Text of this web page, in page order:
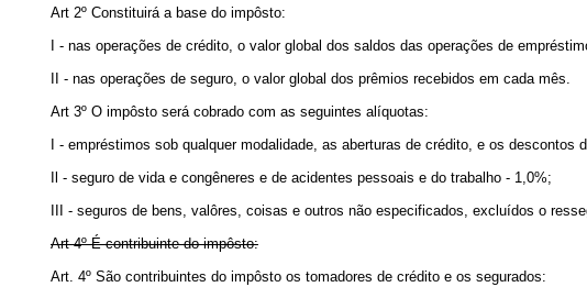
Art 2º Constituirá a base do impôsto:
I - nas operações de crédito, o valor global dos saldos das operações de
II - nas operações de seguro, o valor global dos prêmios recebidos em cada mês.
Art 3º O impôsto será cobrado com as seguintes alíquotas:
I - empréstimos sob qualquer modalidade, as aberturas de crédito, e os descontos
Il - seguro de vida e congêneres e de acidentes pessoais e do trabalho - 1,0%;
III - seguros de bens, valôres, coisas e outros não especificados, excluídos o
Art 4º É contribuinte do impôsto:
Art. 4º São contribuintes do impôsto os tomadores de crédito e os segurados: